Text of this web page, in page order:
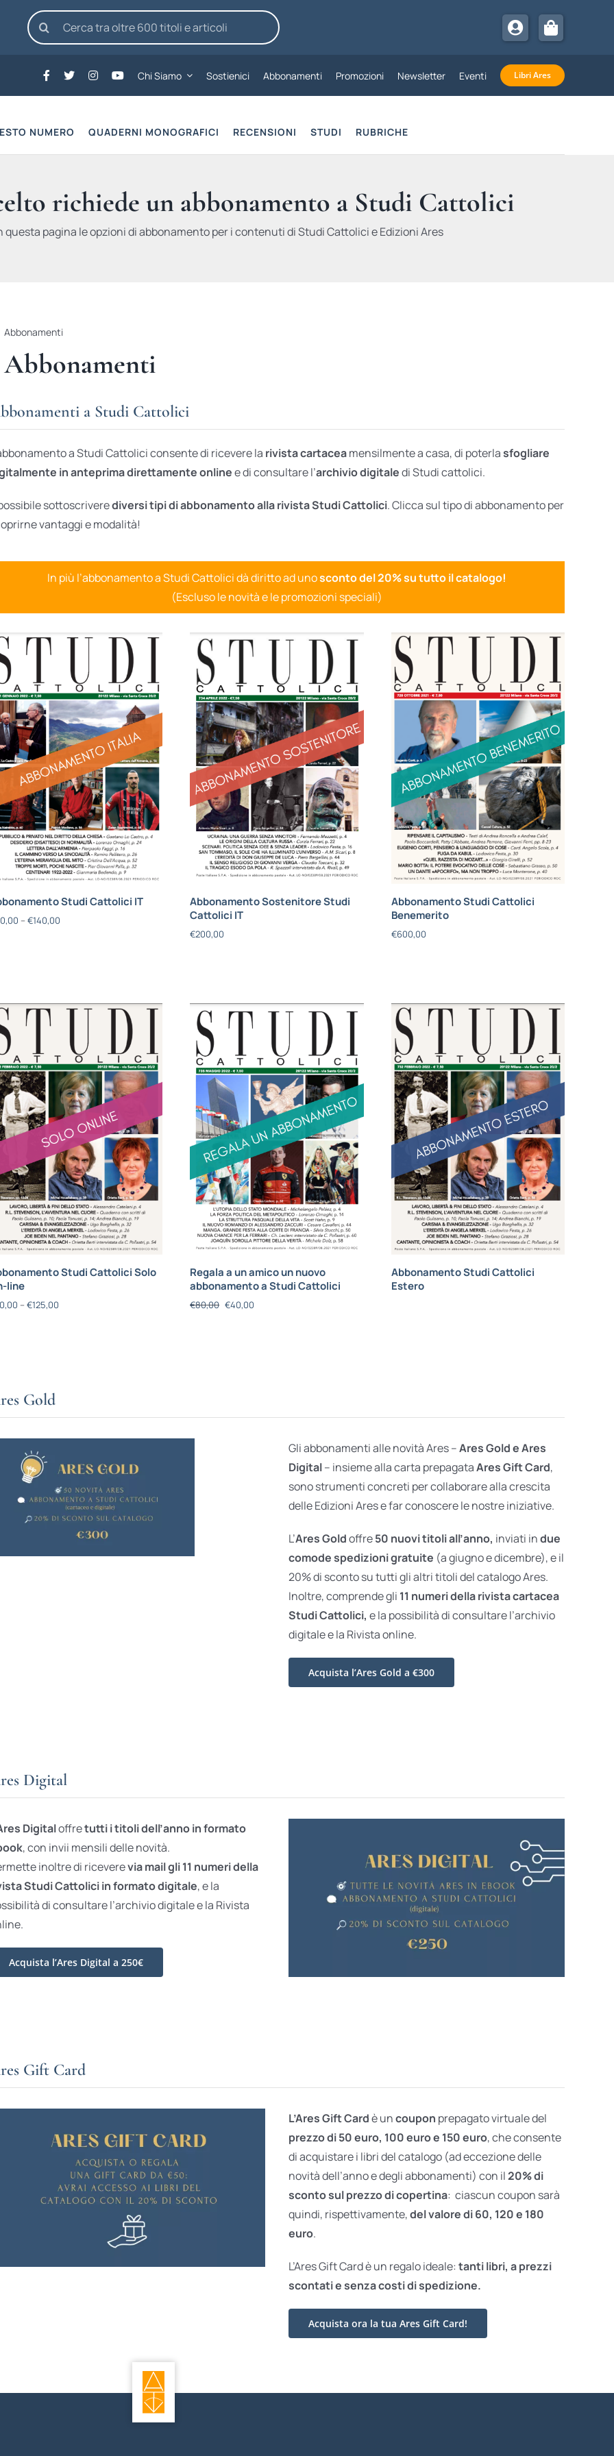
Cerca
per:
Chi Siamo Sostienici Abbonamenti Promozioni Newsletter Eventi Libri Ares
NUMERO QUADERNI MONOGRAFICI RECENSIONI STUDI RUBRICHE
richiede un abbonamento a Studi Cattolici
questa pagina le opzioni di abbonamento per i contenuti di Studi Cattolici e Edizioni Ares
Abbonamenti
Abbonamenti
a Studi Cattolici
a Studi Cattolici consente di ricevere la rivista cartaceamensilmente a casa, di poterlasfogliare
in anteprima direttamente onlinee di consultare l’archivio digitaledi Studi cattolici.
sottoscriverediversi tipi di abbonamento alla rivista Studi Cattolici. Clicca sul tipo di abbonamento per
vantaggi e modalità!
In più l’abbonamento a Studi Cattolici dà diritto ad unosconto del 20% su tutto il catalogo!
(Escluso le novità e le promozioni speciali)
Studi Cattolici IT
– €140,00
Abbonamento Sostenitore Studi
Cattolici IT
€200,00
Abbonamento Studi Cattolici
Benemerito
€600,00
Studi Cattolici Solo
line
– €125,00
Regala a un amico un nuovo
abbonamento a Studi Cattolici
€80,00 €40,00
Abbonamento Studi Cattolici
Estero
Gold
Gli abbonamenti alle novità Ares –Ares Gold e Ares
Digital– insieme alla carta prepagataAres Gift Card,
sono strumenti concreti per collaborare alla crescita
delle Edizioni Ares e far conoscere le nostre iniziative.
L’Ares Goldoffre50 nuovi titoli all’anno, inviati indue
comode spedizioni gratuite (a giugno e dicembre), e il
20% di sconto su tutti gli altri titoli del catalogo Ares.
Inoltre, comprende gli 11 numeri della rivista cartacea
Studi Cattolici, e la possibilità di consultare l’archivio
digitale e la Rivista online.
Acquista l’Ares Gold a €300
Digital
Digitaloffretutti i titoli dell’anno in formato
, con invii mensili delle novità.
inoltre di riceverevia mail gli 11 numeri della
Studi Cattolici in formato digitale, e la
di consultare l’archivio digitale e la Rivista
Acquista l’Ares Digital a 250€
Gift Card
L’Ares Gift Cardè uncoupon prepagato virtuale del
prezzo di 50 euro, 100 euro e 150 euro, che consente
di acquistare i libri del catalogo (ad eccezione delle
novità dell’anno e degli abbonamenti) con il20% di
sconto sul prezzo di copertina: ciascun coupon sarà
quindi, rispettivamente,del valore di 60, 120 e 180
euro.
L’Ares Gift Card è un regalo ideale: tanti libri, a prezzi
scontati esenza costi di spedizione.
Acquista ora la tua Ares Gift Card!